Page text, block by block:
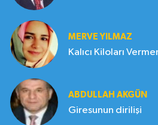
MERVE YILMAZ
Kalıcı Kiloları
ABDULLAH AKGÜN
Giresunun dirilişi